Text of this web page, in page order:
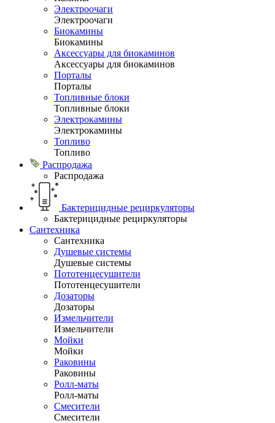
Электроочаги
Электроочаги
Биокамины
Биокамины
Аксессуары для биокаминов
Аксессуары для биокаминов
Порталы
Порталы
Топливные блоки
Топливные блоки
Электрокамины
Электрокамины
Топливо
Топливо
Распродажа
Распродажа
Бактерицидные рециркуляторы
Бактерицидные рециркуляторы
Сантехника
Сантехника
Душевые системы
Душевые системы
Пототенцесушители
Пототенцесушители
Дозаторы
Дозаторы
Измельчители
Измельчители
Мойки
Мойки
Раковины
Раковины
Ролл-маты
Ролл-маты
Смесители
Смесители